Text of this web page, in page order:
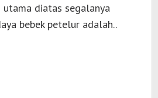
diatas segalanya
bebek petelur adalah..